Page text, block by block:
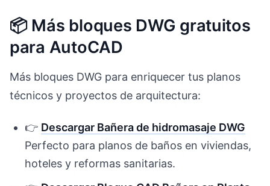
📦 Más bloques DWG gratuitos
para AutoCAD
Más bloques DWG para enriquecer tus planos
técnicos y proyectos de arquitectura:
👉 Descargar Bañera de hidromasaje DWG
Perfecto para planos de baños en viviendas,
hoteles y reformas sanitarias.